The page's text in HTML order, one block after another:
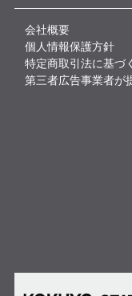
会社概要
個人情報保護方針
特定商取引法に基づ
第三者広告事業者が